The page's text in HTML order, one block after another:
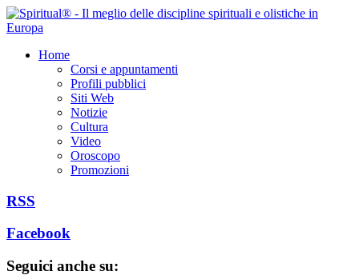
Home
Corsi e appuntamenti
Profili pubblici
Siti Web
Notizie
Cultura
Video
Oroscopo
Promozioni
RSS
Facebook
Seguici anche su: